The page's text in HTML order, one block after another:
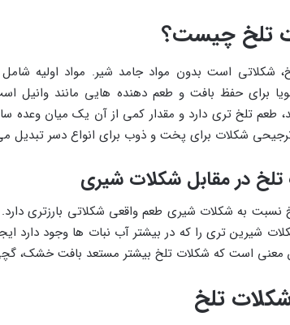
تلخ چیست؟
شکلاتی است بدون مواد جامد شیر. مواد اولیه شامل
برای حفظ بافت و طعم دهنده هایی مانند وانیل
طعم تلخ تری دارد و مقدار کمی از آن یک میان
شکلات برای پخت و ذوب برای انواع دسر تبدیل
در مقابل شکلات شیری
نسبت به شکلات شیری طعم واقعی شکلاتی بارزتری
شیرین تری را که در بیشتر آب نبات ها وجود دارد
معنی است که شکلات تلخ بیشتر مستعد بافت خشک،
تلخ